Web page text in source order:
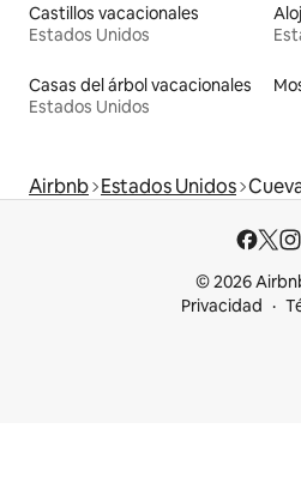
Castillos vacacionales
Estados Unidos
Casas del árbol vacacionales
Estados Unidos
Airbnb Estados Unidos
© 2026
Privacidad